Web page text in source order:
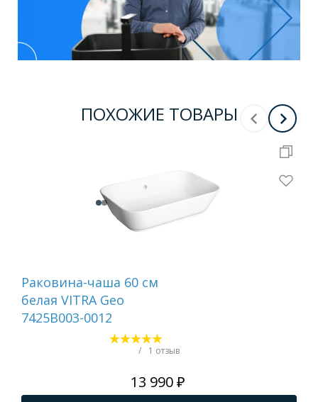
ПОХОЖИЕ ТОВАРЫ
Раковина-чаша 60 см
белая VITRA Geo
7425B003-0012
/ 1 отзыв
13 990 ₽